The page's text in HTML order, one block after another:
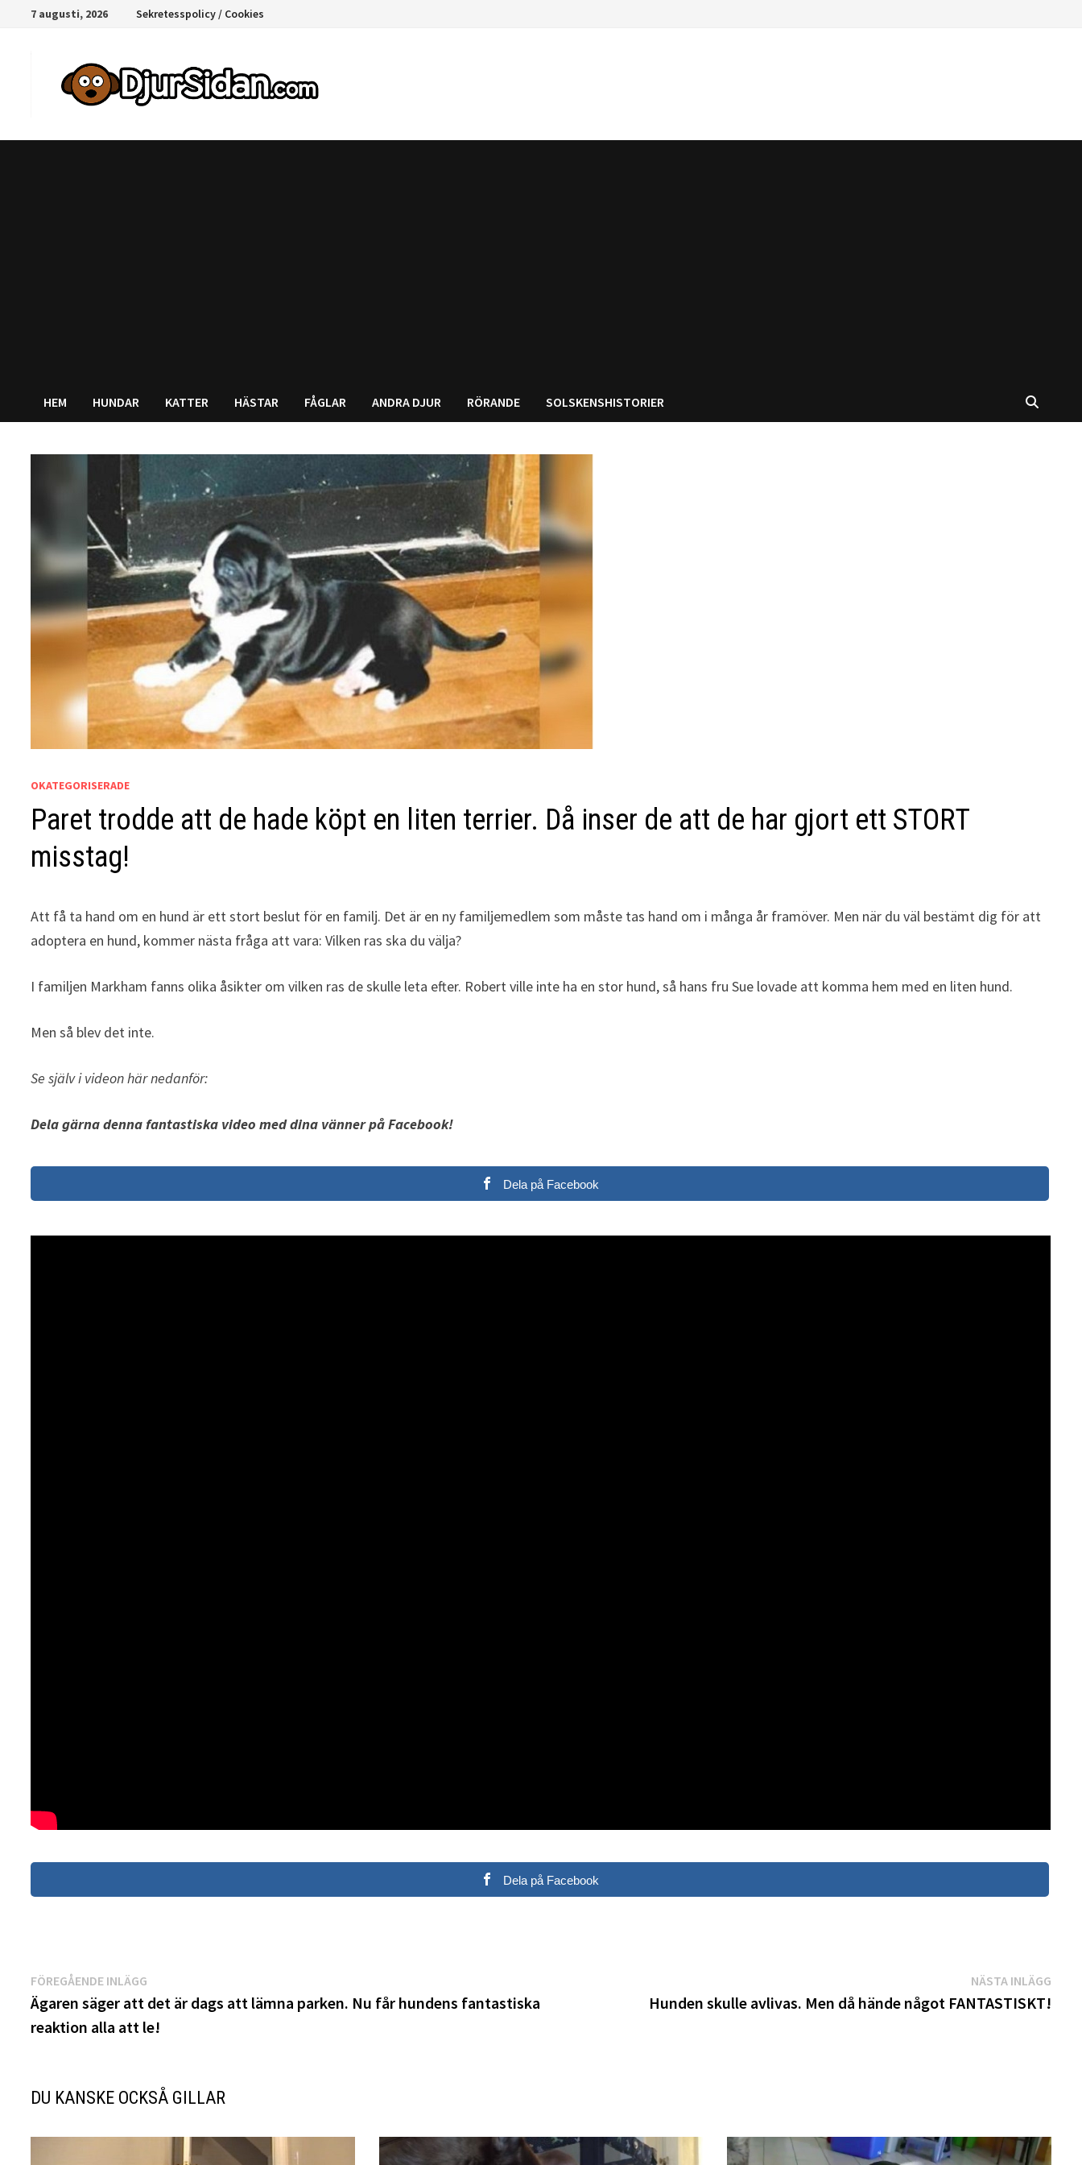
Hoppa7 augusti, 2026 Sekretesspolicy / Cookies
HEM HUNDAR KATTER HÄSTAR FÅGLAR ANDRA DJUR RÖRANDE SOLSKENSHISTORIER
OKATEGORISERADE
Paret trodde att de hade köpt en liten terrier. Då inser de att de har gjort ett STORT
misstag!
Att få ta hand om en hund är ett stort beslut för en familj. Det är en ny familjemedlem som måste tas hand om i många år framöver. Men när du väl bestämt dig för att
adoptera en hund, kommer nästa fråga att vara: Vilken ras ska du välja?
I familjen Markham fanns olika åsikter om vilken ras de skulle leta efter. Robert ville inte ha en stor hund, så hans fru Sue lovade att komma hem med en liten hund.
Men så blev det inte.
Se själv i videon här nedanför:
Dela gärna denna fantastiska video med dina vänner på Facebook!
Dela på Facebook
Dela på Facebook
Inläggsnavigering
FÖREGÅENDE INLÄGG
inlägg:
Ägaren säger att det är dags att lämna parken. Nu får hundens fantastiska
reaktion alla att le!
NÄSTA INLÄGG
Hunden skulle avlivas. Men då hände något FANTASTISKT!
DU KANSKE OCKSÅ GILLAR